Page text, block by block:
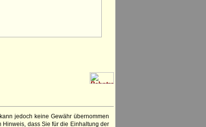
jedoch keine Gewähr übernommen
Hinweis, dass Sie für die Einhaltung der